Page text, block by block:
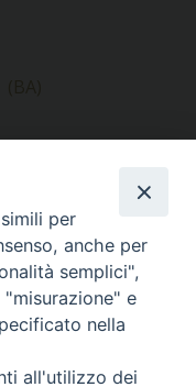
(BA)
per
anche per
semplici",
e
nella
all'utilizzo dei